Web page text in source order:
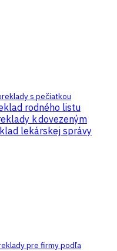
s pečiatkou
rodného listu
k dovezeným
lekárskej správy
pre firmy podľa